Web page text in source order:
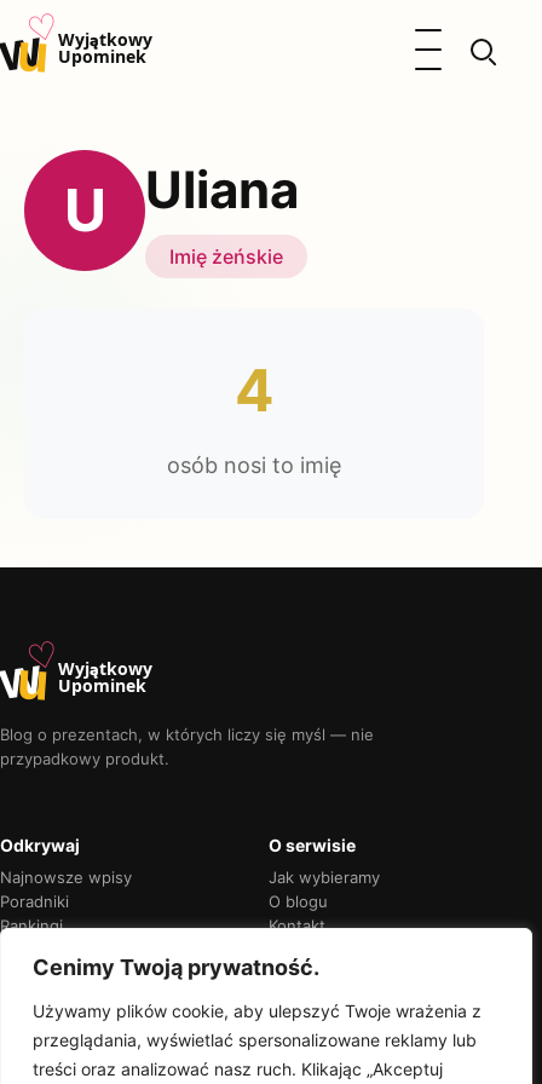
Cenimy Twoją prywatność.
Używamy plików cookie, aby ulepszyć Twoje wrażenia z
przeglądania, wyświetlać spersonalizowane reklamy lub
treści oraz analizować nasz ruch. Klikając „Akceptuj
u♡Wyjątkowy
Upominek
Otwórz menu
Kalendarz Imienin
Kobieta
Okazje
Katalog prezentów
U Uliana
Imię żeńskie
4
osób nosi to imię
u♡Wyjątkowy
Upominek
Blog o prezentach, w których liczy się myśl — nie
przypadkowy produkt.
Odkrywaj
Najnowsze wpisy
Poradniki
Rankingi
O serwisie
Jak wybieramy
O blogu
Kontakt
Przejrzyste rekomendacje